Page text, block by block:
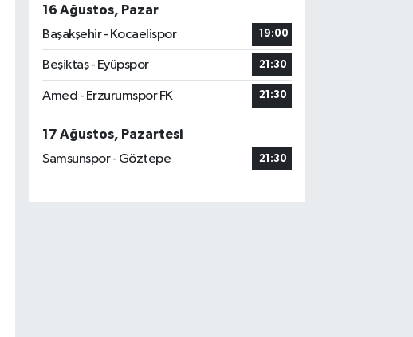
16 Ağustos, Pazar
Başakşehir - Kocaelispor
19:00
Beşiktaş - Eyüpspor 21:30
Amed - Erzurumspor FK 21:30
17 Ağustos, Pazartesi
Samsunspor - Göztepe
21:30